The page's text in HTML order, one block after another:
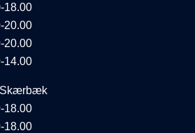
18.00
20.00
20.00
14.00
Skærbæk
18.00
18.00